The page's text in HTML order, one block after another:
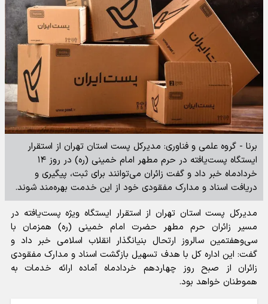
برنا - گروه علمی و فناوری: مدیرکل پست استان تهران از استقرار
ایستگاه پست‌یافته در حرم مطهر امام خمینی (ره) در روز ۱۴
خردادماه خبر داد و گفت زائران می‌توانند برای ثبت، پیگیری و
دریافت اسناد و مدارک مفقودی خود از این خدمت بهره‌مند شوند.
مدیرکل پست استان تهران از استقرار ایستگاه ویژه پست‌یافته در
مسیر زائران حرم مطهر حضرت امام خمینی (ره) همزمان با
سی‌وهفتمین سالروز ارتحال بنیانگذار انقلاب اسلامی خبر داد و
گفت: این اداره کل با هدف تسهیل بازگشت اسناد و مدارک مفقودی
زائران از صبح روز چهاردهم خردادماه آماده ارائه خدمات به
هموطنان خواهد بود.